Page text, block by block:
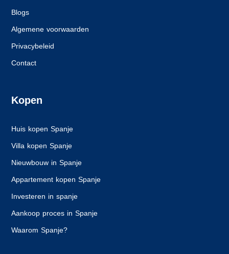
Blogs
Algemene voorwaarden
Privacybeleid
Contact
Kopen
Huis kopen Spanje
Villa kopen Spanje
Nieuwbouw in Spanje
Appartement kopen Spanje
Investeren in spanje
Aankoop proces in Spanje
Waarom Spanje?